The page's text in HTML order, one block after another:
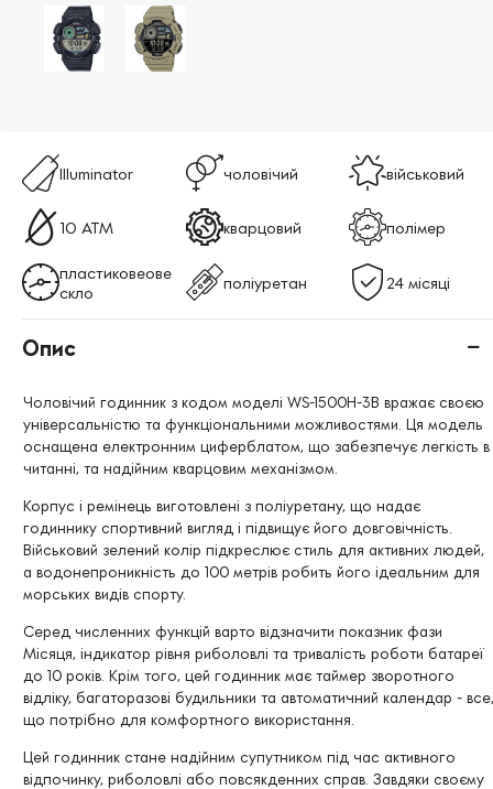
Illuminator чоловічий військовий
10 ATM кварцовий полімер
пластиковеове
скло
поліуретан 24 місяці
Опис
Чоловічий годинник з кодом моделі WS-1500H-3B вражає своєю
універсальністю та функціональними можливостями. Ця модель
оснащена електронним циферблатом, що забезпечує легкість в
читанні, та надійним кварцовим механізмом.
Корпус і ремінець виготовлені з поліуретану, що надає
годиннику спортивний вигляд і підвищує його довговічність.
Військовий зелений колір підкреслює стиль для активних людей,
а водонепроникність до 100 метрів робить його ідеальним для
морських видів спорту.
Серед численних функцій варто відзначити показник фази
Місяця, індикатор рівня риболовлі та тривалість роботи батареї
до 10 років. Крім того, цей годинник має таймер зворотного
відліку, багаторазові будильники та автоматичний календар - все,
що потрібно для комфортного використання.
Цей годинник стане надійним супутником під час активного
відпочинку, риболовлі або повсякденних справ. Завдяки своєму